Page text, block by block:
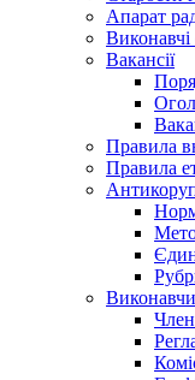
Апарат
Виконавчі
Вакансії
Правила
Правила